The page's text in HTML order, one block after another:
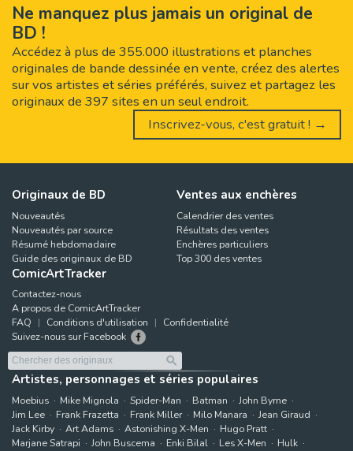
Ne manquez plus jamais un original de
BD !
Accédez à plus de 355.000 illustrations et planches
originales de bande dessinée en vente, créez des alertes
sur vos artistes et séries préférés, suivez et partagez les
originaux de 397 sites en un seul endroit.
Inscrivez-vous, c'est gratuit ! →
Originaux de BD
Nouveautés
Nouveautés par source
Résumé hebdomadaire
Guide des originaux de BD
Ventes aux enchères
Calendrier des ventes
Résultats des ventes
Enchères particuliers
Top 300 des ventes
ComicArtTracker
Contactez-nous
A propos de ComicArtTracker
FAQ
Conditions d'utilisation
Confidentialité
Suivez-nous sur Facebook
Artistes, personnages et séries populaires
Moebius Mike Mignola Spider-Man Batman
John Byrne
Jim Lee
Frank Frazetta Frank Miller Milo Manara
Jean Giraud
Jack Kirby
Art Adams Astonishing X-Men
Hugo Pratt
Marjane Satrapi
John Buscema Enki Bilal Les X-Men
Hulk